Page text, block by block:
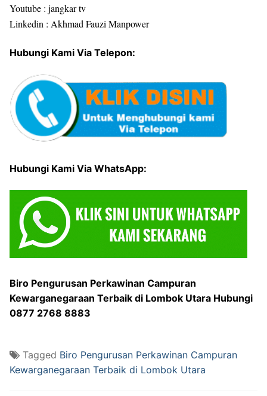
Youtube : jangkar tv
Linkedin : Akhmad Fauzi Manpower
Hubungi Kami Via Telepon:
Hubungi Kami Via WhatsApp:
Biro Pengurusan Perkawinan Campuran
Kewarganegaraan Terbaik di Lombok Utara Hubungi
0877 2768 8883
Tagged Biro Pengurusan Perkawinan Campuran
Kewarganegaraan Terbaik di Lombok Utara